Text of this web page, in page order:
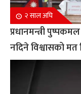
२ साल अघि
प्रधानमन्त्री
नदिने विश्वासको